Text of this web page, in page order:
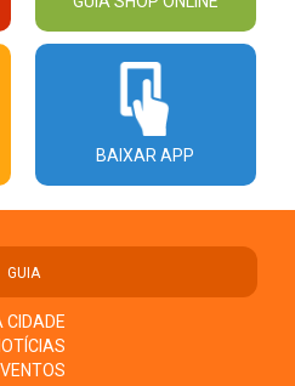
BAIXAR APP
GUIA
CIDADE